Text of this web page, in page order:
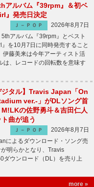
アルバム『39rpm』＆初ベ
』発売日決定
Ｊ－ＰＯＰ
2026年8月7日
アルバム『39rpm』とベスト
を10月7日に同時発売すること
藤美来は今年アーティスト活
は、レコードの回転数を意味す
ジタル】Travis Japan「On
ver.-」がDLソング首
の佐野勇斗＆吉田仁人
曲が追う
Ｊ－ＰＯＰ
2026年8月7日
によるダウンロード・ソング売
明らかとなり、Travis
ダウンロード（DL）を売り上
more »